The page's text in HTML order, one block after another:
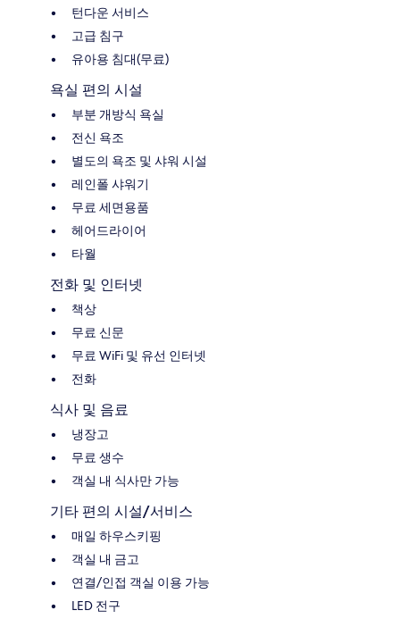
턴다운 서비스
고급 침구
유아용 침대(무료)
욕실 편의 시설
부분 개방식 욕실
전신 욕조
별도의 욕조 및 샤워 시설
레인폴 샤워기
무료 세면용품
헤어드라이어
타월
전화 및 인터넷
책상
무료 신문
무료 WiFi 및 유선 인터넷
전화
식사 및 음료
냉장고
무료 생수
객실 내 식사만 가능
기타 편의 시설/서비스
매일 하우스키핑
객실 내 금고
연결/인접 객실 이용 가능
LED 전구